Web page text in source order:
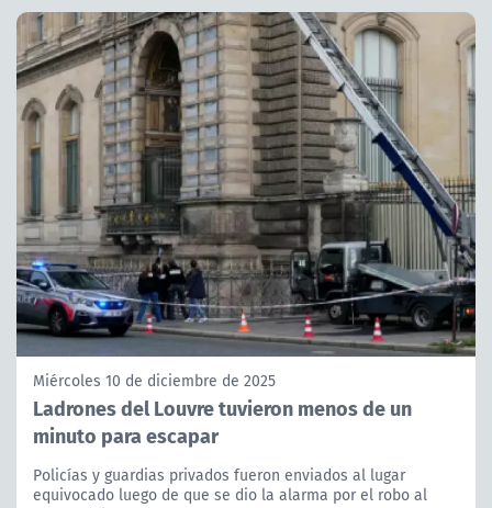
Miércoles 10 de diciembre de 2025
Ladrones del Louvre tuvieron menos de un
minuto para escapar
Policías y guardias privados fueron enviados al lugar
equivocado luego de que se dio la alarma por el robo al